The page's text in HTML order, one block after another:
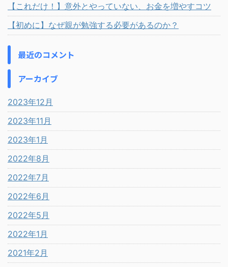
【これだけ！】意外とやっていない、お金を増やすコツ
【初めに】なぜ親が勉強する必要があるのか？
最近のコメント
アーカイブ
2023年12月
2023年11月
2023年1月
2022年8月
2022年7月
2022年6月
2022年5月
2022年1月
2021年2月